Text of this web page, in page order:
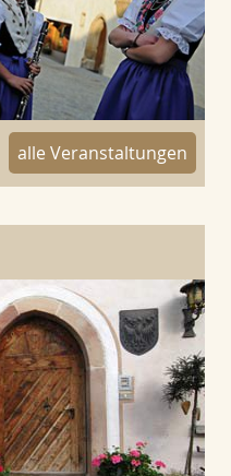
alle Veranstaltungen